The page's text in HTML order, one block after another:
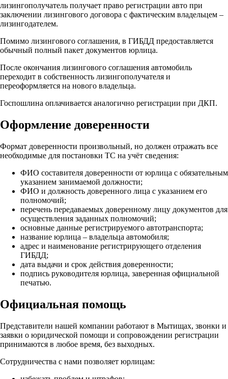
лизингополучатель получает право регистрации авто при
заключении лизингового договора с фактическим владельцем –
лизингодателем.
Помимо лизингового соглашения, в ГИБДД предоставляется
обычный полный пакет документов юрлица.
После окончания лизингового соглашения автомобиль
переходит в собственность лизингополучателя и
переоформляется на нового владельца.
Госпошлина оплачивается аналогично регистрации при ДКП.
Оформление доверенности
Формат доверенности произвольный, но должен отражать все
необходимые для постановки ТС на учёт сведения:
ФИО составителя доверенности от юрлица с обязательным
указанием занимаемой должности;
ФИО и должность доверенного лица с указанием его
полномочий;
перечень передаваемых доверенному лицу документов для
осуществления заданных полномочий;
основные данные регистрируемого автотранспорта;
название юрлица – владельца автомобиля;
адрес и наименование регистрирующего отделения
ГИБДД;
дата выдачи и срок действия доверенности;
подпись руководителя юрлица, заверенная официальной
печатью.
Официальная помощь
Представители нашей компании работают в Мытищах, звонки и
заявки о юридической помощи и сопровождении регистрации
принимаются в любое время, без выходных.
Сотрудничества с нами позволяет юрлицам: